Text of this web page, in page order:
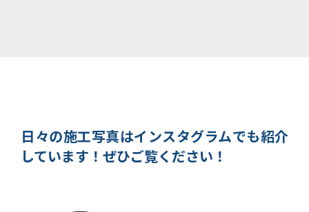
日々の施工写真はインスタグラムでも紹介
しています！ ぜひご覧ください！